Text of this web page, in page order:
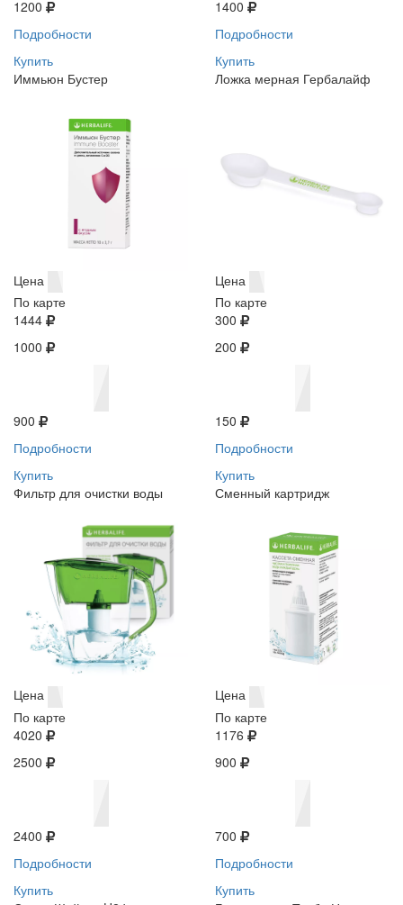
1200
Подробности
Купить
1400
Подробности
Купить
Иммьюн Бустер
Цена
По карте
1444
1000
900
Подробности
Купить
Ложка мерная Гербалайф
Цена
По карте
300
200
150
Подробности
Купить
Фильтр для очистки воды
Цена
По карте
4020
2500
2400
Подробности
Купить
Сменный картридж
Цена
По карте
1176
900
700
Подробности
Купить